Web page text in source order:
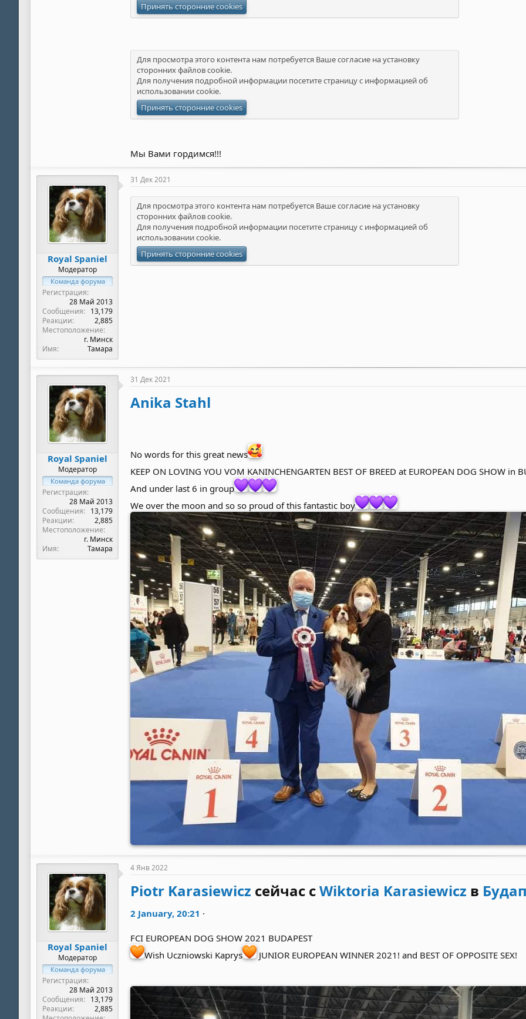
Принять сторонние cookies
Для просмотра этого контента нам потребуется Ваше согласие на установку
сторонних файлов cookie.
Для получения подробной информации посетите страницу с информацией об
использовании cookie.
Принять сторонние cookies
Мы Вами гордимся!!!
Royal Spaniel
Модератор
Команда форума
Регистрация
28 Май 2013
Сообщения
13,179
Реакции
2,885
Местоположение
г. Минск
Имя
Тамара
31 Дек 2021
Для просмотра этого контента нам потребуется Ваше согласие на установку
сторонних файлов cookie.
Для получения подробной информации посетите страницу с информацией об
использовании cookie.
Принять сторонние cookies
Royal Spaniel
Модератор
Команда форума
Регистрация
28 Май 2013
Сообщения
13,179
Реакции
2,885
Местоположение
г. Минск
Имя
Тамара
31 Дек 2021
Anika Stahl
No words for this great news
KEEP ON LOVING YOU VOM KANINCHENGARTEN BEST OF BREED at EUROPEAN DOG SHOW in
And under last 6 in group
We over the moon and so so proud of this fantastic boy
Royal Spaniel
Модератор
Команда форума
Регистрация
28 Май 2013
Сообщения
13,179
Реакции
2,885
4 Янв 2022
Piotr Karasiewicz сейчас сWiktoria Karasiewicz в
2 January, 20:21 ·
FCI EUROPEAN DOG SHOW 2021 BUDAPEST
Wish Uczniowski Kaprys
JUNIOR EUROPEAN WINNER 2021! and BEST OF OPPOSITE SEX!